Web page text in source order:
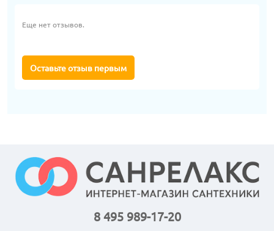
Еще нет отзывов.
Оставьте отзыв первым
8 495 989-17-20